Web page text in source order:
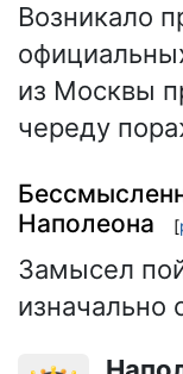
Возникало
из Москвы
череду
Наполеона
[
Замысел
изначально